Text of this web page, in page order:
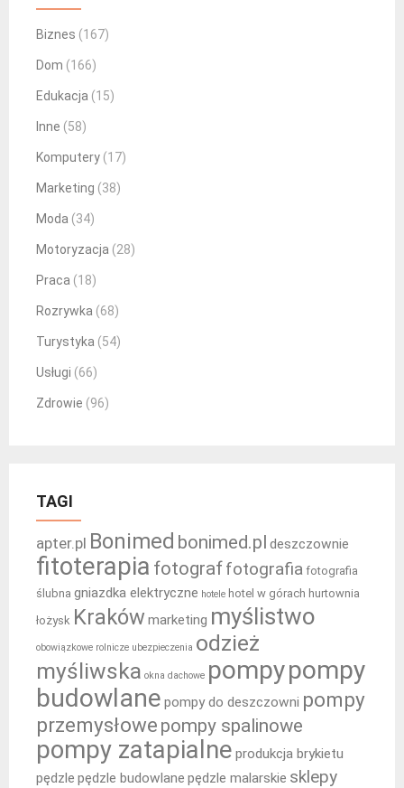
Biznes (167)
Dom (166)
Edukacja (15)
Inne (58)
Komputery (17)
Marketing (38)
Moda (34)
Motoryzacja (28)
Praca (18)
Rozrywka (68)
Turystyka (54)
Usługi (66)
Zdrowie (96)
TAGI
apter.pl Bonimed bonimed.pl deszczownie
fitoterapia fotograffotografia fotografia
ślubna gniazdka elektryczne hotele hotel w górach hurtownia
łożysk Kraków marketing myślistwo
obowiązkowe rolnicze ubezpieczenia odzież
myśliwska okna dachowe pompypompy
budowlane pompy do deszczowni pompy
przemysłowe pompy spalinowe
pompy zatapialne produkcja brykietu
pędzle pędzle budowlane pędzle malarskie sklepy